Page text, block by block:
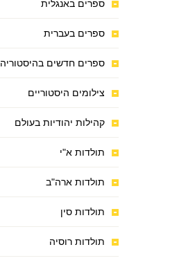
ספרים באנגלית
ספרים בעברית
ספרים חדשים בהיסטוריה
צילומים היסטוריים
קהילות יהודיות בעולם
תולדות א"י
תולדות ארה"ב
תולדות סין
תולדות רוסיה